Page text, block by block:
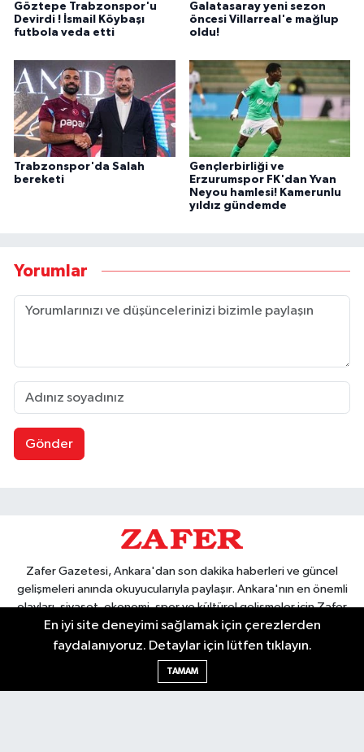
Göztepe Trabzonspor'u
Devirdi ! İsmail Köybaşı
futbola veda etti
Galatasaray yeni sezon
öncesi Villarreal'e mağlup
oldu!
Trabzonspor'da Salah
bereketi
Gençlerbirliği ve
Erzurumspor FK'dan Yvan
Neyou hamlesi! Kamerunlu
yıldız gündemde
Yorumlar
Gönder
Zafer Gazetesi, Ankara'dan son dakika haberleri ve güncel
gelişmeleri anında okuyucularıyla paylaşır. Ankara'nın en önemli
olayları, siyaset, ekonomi, spor ve kültürel gelişmeler için Zafer
Gazetesi'ni takip edin. Başkentin güvendiği haber kaynağı.
En iyi site deneyimi sağlamak için çerezlerden
faydalanıyoruz. Detaylar için lütfen tıklayın.
TAMAM